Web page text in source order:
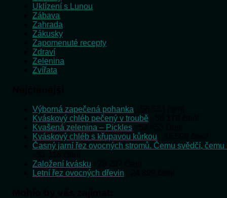
Uklízení s Lunou
Zábava
Zahrada
Zákusky
Zapomenuté recepty
Zdraví
Zelenina
Zvířata
Výborná zapečená pohanka
Kváskový chléb pečený v troubě
Kvašená zelenina – Pickles
Kváskový chléb s křupavou kůrkou
Časný jarní řez ovocných stromů. Čemu svědčí, čemu
Založení kvásku
Letní řez ovocných dřevin